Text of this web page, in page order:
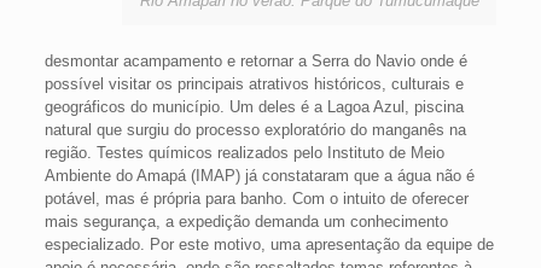
desmontar acampamento e retornar a Serra do Navio onde é
possível visitar os principais atrativos históricos, culturais e
geográficos do município. Um deles é a Lagoa Azul, piscina
natural que surgiu do processo exploratório do manganês na
região. Testes químicos realizados pelo Instituto de Meio
Ambiente do Amapá (IMAP) já constataram que a água não é
potável, mas é própria para banho. Com o intuito de oferecer
mais segurança, a expedição demanda um conhecimento
especializado. Por este motivo, uma apresentação da equipe de